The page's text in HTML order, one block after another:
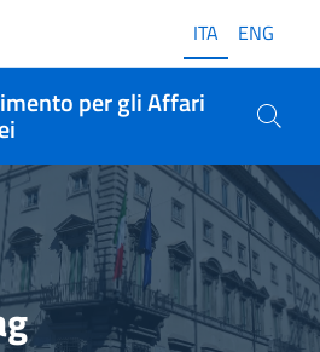
ITA ENG
per gli Affari